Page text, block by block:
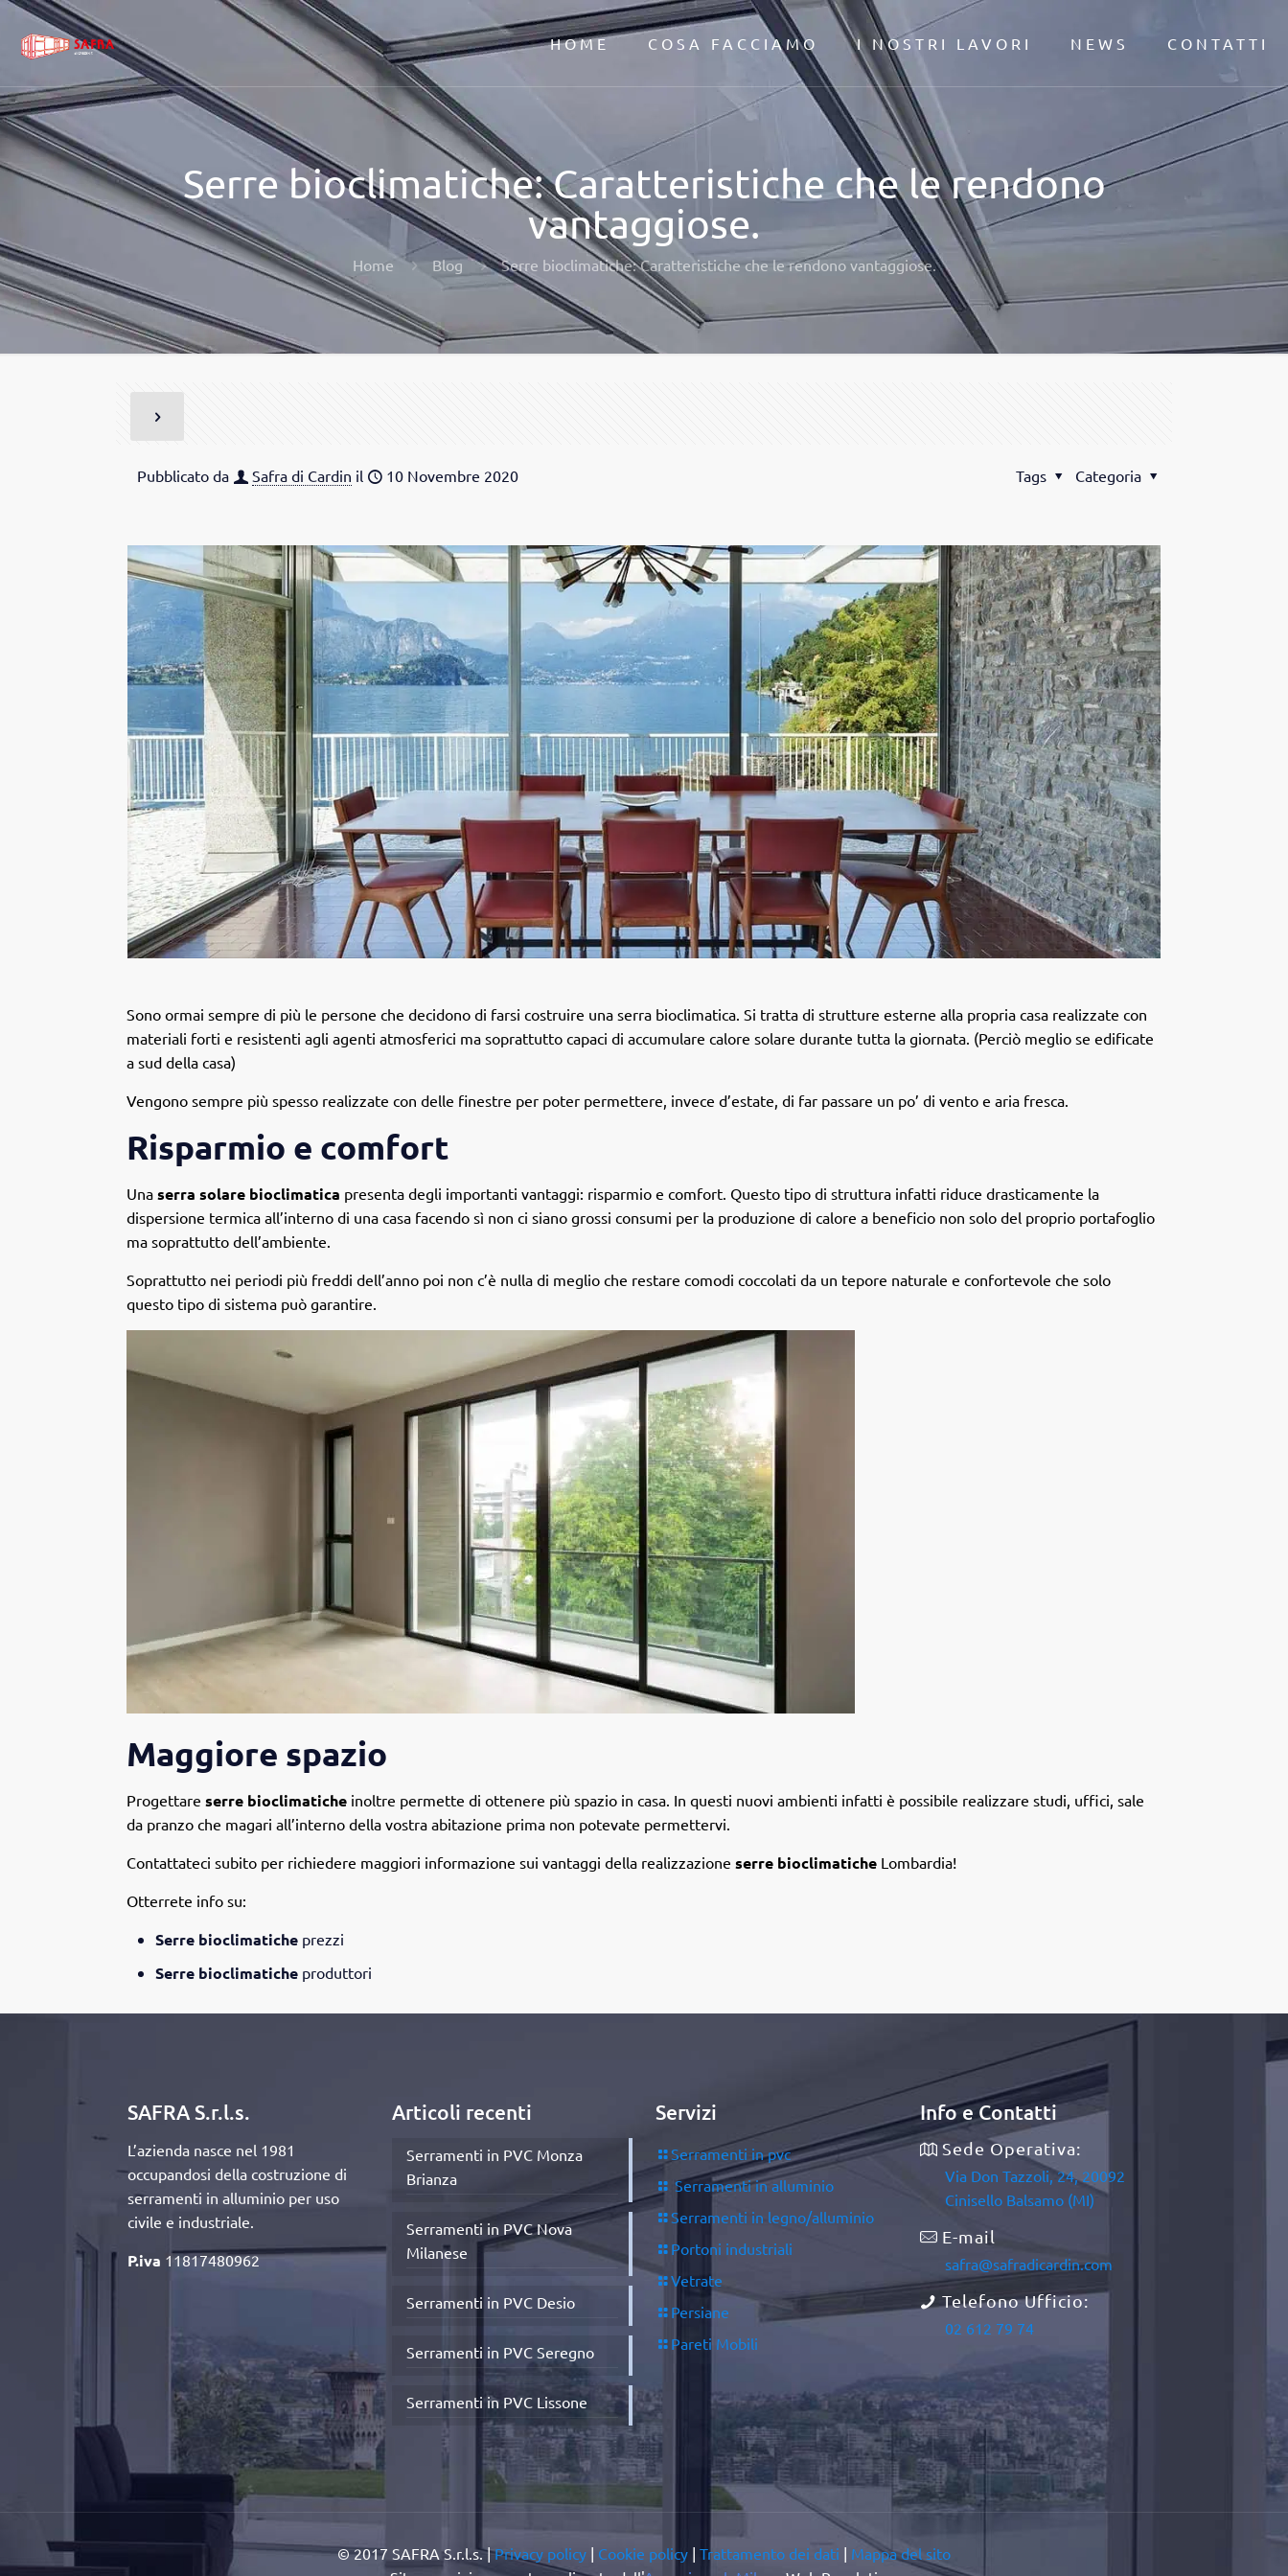
HOME COSA FACCIAMO I NOSTRI LAVORI NEWS CONTATTI
Serre bioclimatiche: Caratteristiche che le rendono
vantaggiose.
Home Blog Serre bioclimatiche: Caratteristiche che le rendono vantaggiose.
Pubblicato da Safra di Cardin il 10 Novembre 2020 Categoria
Tags
Sono ormai sempre di più le persone che decidono di farsi costruire una serra bioclimatica. Si tratta di strutture esterne alla propria casa realizzate con
materiali forti e resistenti agli agenti atmosferici ma soprattutto capaci di accumulare calore solare durante tutta la giornata. (Perciò meglio se edificate
a sud della casa)
Vengono sempre più spesso realizzate con delle finestre per poter permettere, invece d’estate, di far passare un po’ di vento e aria fresca.
Risparmio e comfort
Unaserra solare bioclimatica presenta degli importanti vantaggi: risparmio e comfort. Questo tipo di struttura infatti riduce drasticamente la
dispersione termica all’interno di una casa facendo sì non ci siano grossi consumi per la produzione di calore a beneficio non solo del proprio portafoglio
ma soprattutto dell’ambiente.
Soprattutto nei periodi più freddi dell’anno poi non c’è nulla di meglio che restare comodi coccolati da un tepore naturale e confortevole che solo
questo tipo di sistema può garantire.
Maggiore spazio
Progettareserre bioclimatiche inoltre permette di ottenere più spazio in casa. In questi nuovi ambienti infatti è possibile realizzare studi, uffici, sale
da pranzo che magari all’interno della vostra abitazione prima non potevate permettervi.
Contattateci subito per richiedere maggiori informazione sui vantaggi della realizzazioneserre bioclimatiche Lombardia!
Otterrete info su:
Serre bioclimatiche prezzi
Serre bioclimatiche produttori
SAFRA S.r.l.s.
L’azienda nasce nel 1981
occupandosi della costruzione di
serramenti in alluminio per uso
civile e industriale.
P.iva 11817480962
Articoli recenti
Serramenti in PVC Monza
Brianza
Serramenti in PVC Nova
Milanese
Serramenti in PVC Desio
Serramenti in PVC Seregno
Serramenti in PVC Lissone
Servizi
Serramenti in pvc
Serramenti in alluminio
Serramenti in legno/alluminio
Portoni industriali
Vetrate
Persiane
Pareti Mobili
Info e Contatti
Sede Operativa:
Via Don Tazzoli, 24, 20092
Cinisello Balsamo (MI)
E-mail
safra@safradicardin.com
Telefono Ufficio:
02 612 79 74
© 2017 SAFRA S.r.l.s. |Privacy policy | Cookie policy | Trattamento dei dati | Mappa del sito